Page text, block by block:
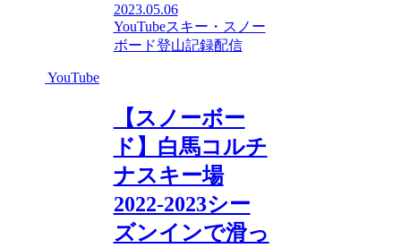
2023.05.06
YouTubeスキー・スノー
ボード登山記録配信
YouTube
【スノーボー
ド】白馬コルチ
ナスキー場
2022‐2023シー
ズンインで滑っ